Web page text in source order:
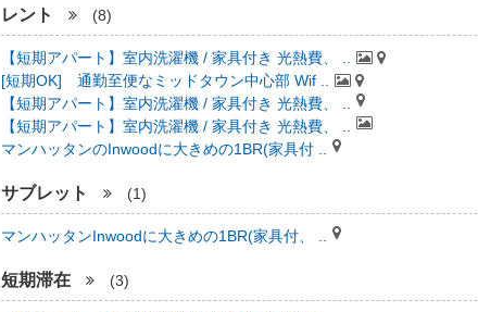
レント (8)
【短期アパート】室内洗濯機 / 家具付き 光熱費、 ..
[短期OK] 通勤至便なミッドタウン中心部 Wif ..
【短期アパート】室内洗濯機 / 家具付き 光熱費、 ..
【短期アパート】室内洗濯機 / 家具付き 光熱費、 ..
マンハッタンのInwoodに大きめの1BR(家具付 ..
サブレット (1)
マンハッタンInwoodに大きめの1BR(家具付、 ..
短期滞在 (3)